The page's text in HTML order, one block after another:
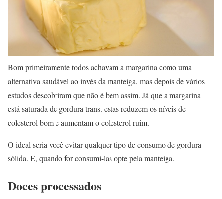
Bom primeiramente todos achavam a margarina como uma
alternativa saudável ao invés da manteiga, mas depois de vários
estudos descobriram que não é bem assim. Já que a margarina
está saturada de gordura trans. estas reduzem os níveis de
colesterol bom e aumentam o colesterol ruim.
O ideal seria você evitar qualquer tipo de consumo de gordura
sólida. E, quando for consumi-las opte pela manteiga.
Doces processados